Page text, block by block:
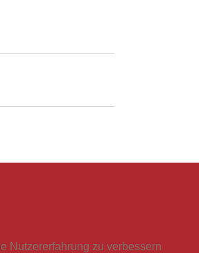
Nutzererfahrung zu verbessern